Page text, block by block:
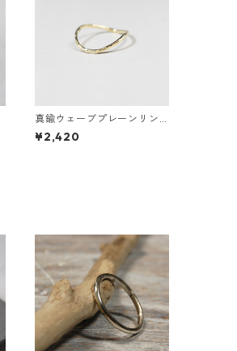
真鍮ウェーブプレーンリン
グ 1.2mm幅 槌目｜FA-1011
¥2,420